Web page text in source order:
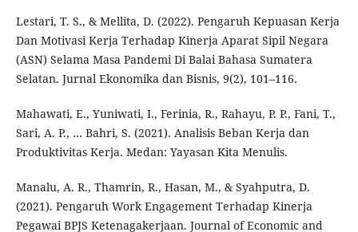
Lestari, T. S., & Mellita, D. (2022). Pengaruh Kepuasan Kerja
Dan Motivasi Kerja Terhadap Kinerja Aparat Sipil Negara
(ASN) Selama Masa Pandemi Di Balai Bahasa Sumatera
Selatan. Jurnal Ekonomika dan Bisnis, 9(2), 101–116.
Mahawati, E., Yuniwati, I., Ferinia, R., Rahayu, P. P., Fani, T.,
Sari, A. P., … Bahri, S. (2021). Analisis Beban Kerja dan
Produktivitas Kerja. Medan: Yayasan Kita Menulis.
Manalu, A. R., Thamrin, R., Hasan, M., & Syahputra, D.
(2021). Pengaruh Work Engagement Terhadap Kinerja
Pegawai BPJS Ketenagakerjaan. Journal of Economic and